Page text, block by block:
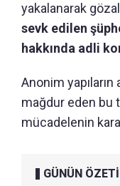
yakalanarak
sevk edilen
hakkında adli
Anonim yapıların
mağdur eden bu
mücadelenin
GÜNÜN ÖZETİ